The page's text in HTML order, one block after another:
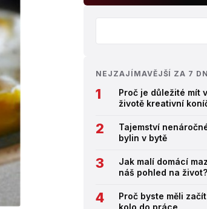
NEJZAJÍMAVĚJŠÍ ZA 7
Proč je důležité mít
životě kreativní
Tajemství
bylin v bytě
Jak malí domácí
náš pohled na život?
Proč byste měli
kolo do práce